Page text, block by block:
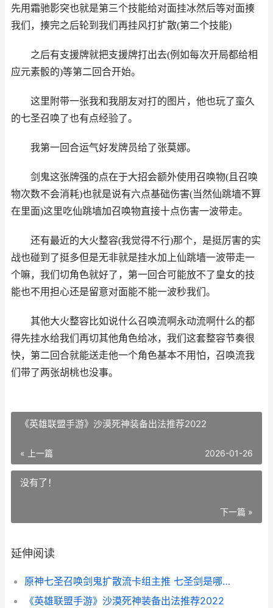
先用霜驰影突也就是第三个技能给对面挂冰然后等对面揍
我们，揍完之后轮到我们再挂风打扩散(第二个技能)
之后有支援牌就把支援牌打出去(例如每次开局都给相
应元素骰的)等第二回合开始。
这里附带一张我和我朋友对打的图片，他也玩了蛮久
的七圣召唤了也有点经验了。
我第一回合运气好发牌员给了张莫娜。
剑鬼这张牌强的点在于大招会额外使用召唤物(且召唤
物次数不会消耗)也就是说有六点基础伤害(当然仙跳墙不算
在里面)这里吃仙跳墙加召唤物直接十点伤害一波带走。
还有最近的大火整容(我觉得不行)那个，是挺厉害的实
战也碰到了挺多但是无非就是挂水加上仙跳墙一波带走一
个嘛，我们切角色就好了，第一回合可能放不了皇女的技
能也不用担心还是留意对面能不能一波秒我们。
其他大火整容比如说什么召唤流啊永动流啊什么的都
得先挂水给我们再切其他角色给冰，我们这套整容节奏很
快，第二回合就能送走他一个角色基本不用怕，召唤流我
们带了两张胡桃也没事。
《英雄联盟手游》沙漠死神装备出法推荐2022
« 上一篇 2026-01-26
没有了！
下一篇 »
延伸阅读
原神七圣召唤剑鬼扩散流卡组主推 七圣剑是哪七圣
《英雄联盟手游》沙漠死神装备出法推荐2022